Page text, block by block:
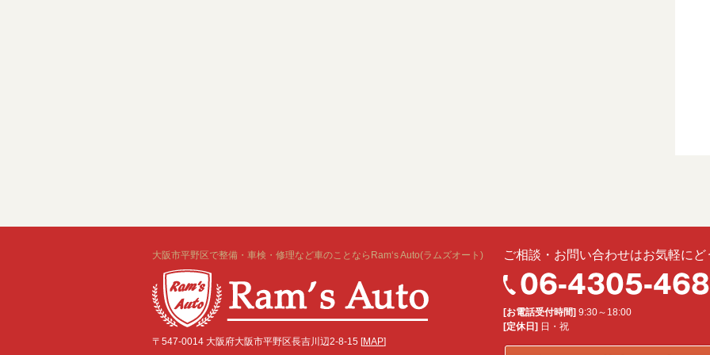
大阪市平野区で整備・車検・修理など車のことならRam‘s Auto(ラムズオート)
〒547-0014 大阪府大阪市平野区長吉川辺2-8-15 [MAP]
ご相談・お問い合わせはお気軽にど
[お電話受付時間] 9:30～18:00
[定休日] 日・祝